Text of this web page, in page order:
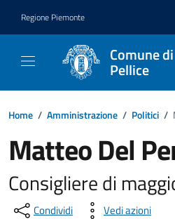
Regione Piemonte
Comune
Pellice
Home / Amministrazione / Politici /
Matteo Del
Consigliere di
Condividi Vedi azioni